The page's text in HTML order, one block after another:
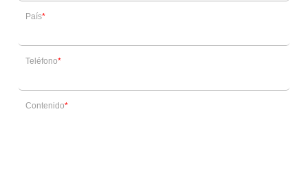
País
Teléfono
Contenido